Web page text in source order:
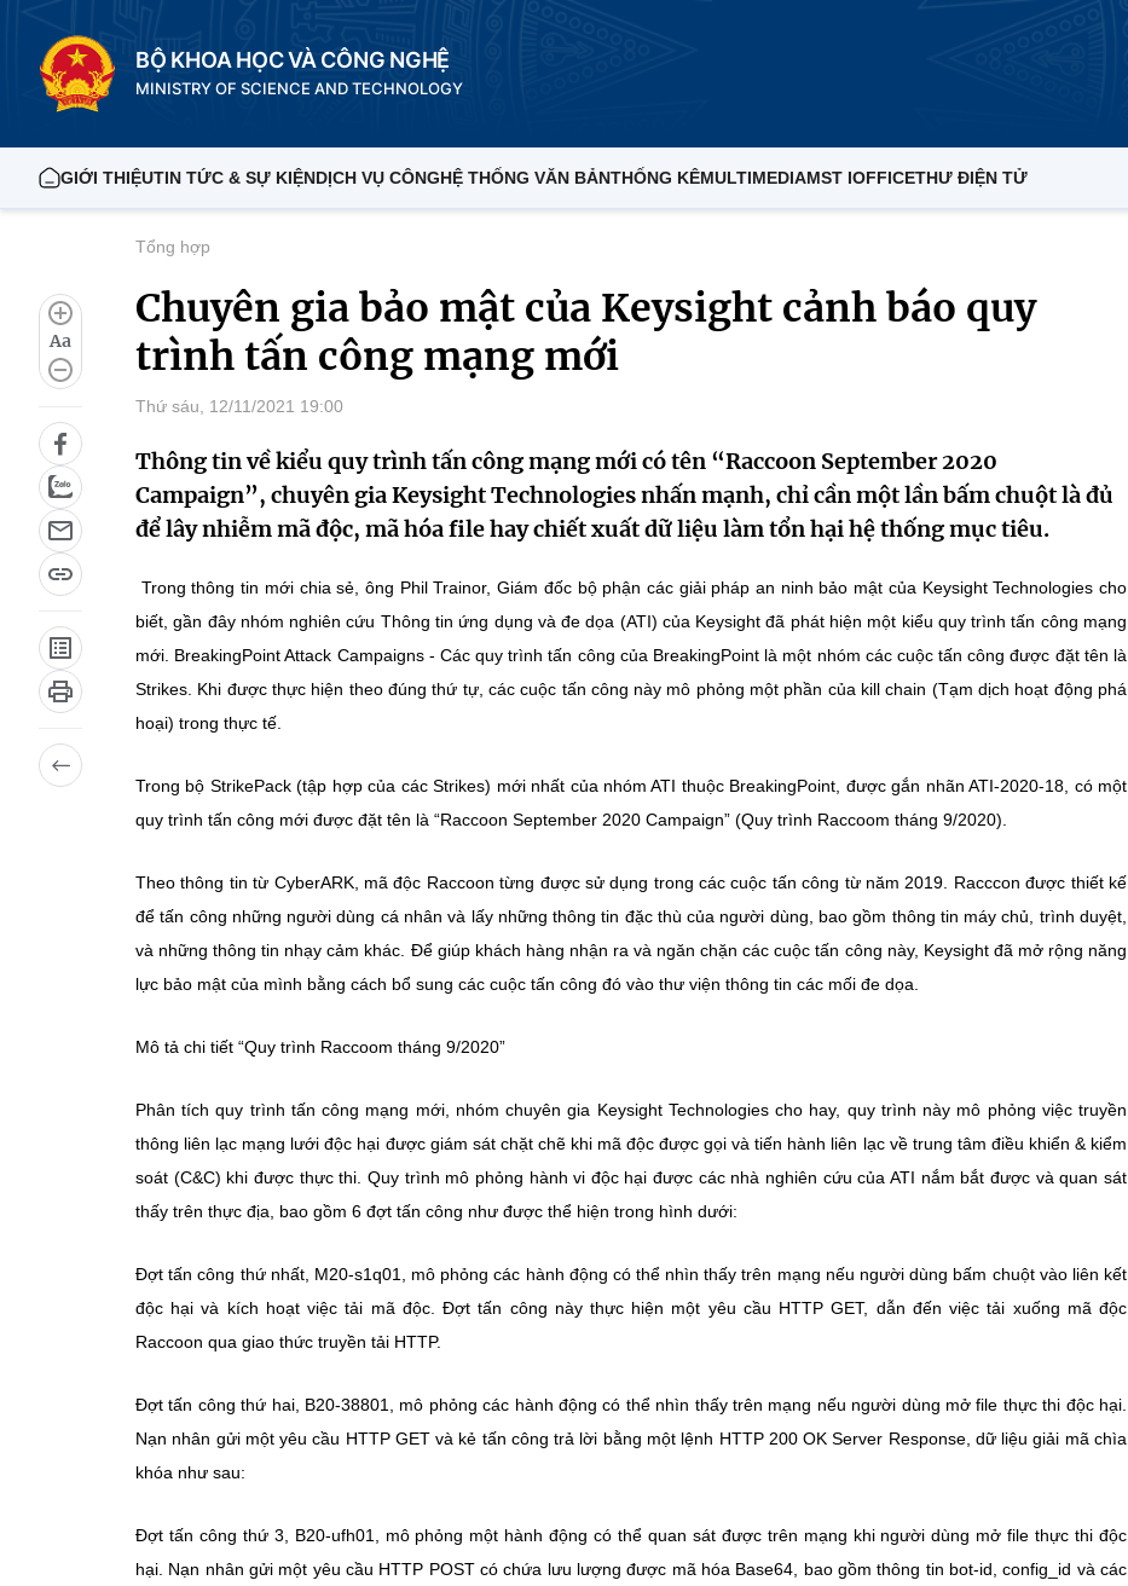
BỘ KHOA HỌC VÀ CÔNG NGHỆ
MINISTRY OF SCIENCE AND TECHNOLOGY
GIỚI THIỆUTIN TỨC & SỰ KIỆNDỊCH VỤ CÔNGHỆ THỐNG VĂN BẢNTHỐNG KÊMULTIMEDIAMST IOFFICETHƯ ĐIỆN TỬ
Aa
Tổng hợp
Chuyên gia bảo mật của Keysight cảnh báo quy
trình tấn công mạng mới
Thứ sáu, 12/11/2021 19:00
Thông tin về kiểu quy trình tấn công mạng mới có tên “Raccoon September 2020
Campaign”, chuyên gia Keysight Technologies nhấn mạnh, chỉ cần một lần bấm chuột là đủ
để lây nhiễm mã độc, mã hóa file hay chiết xuất dữ liệu làm tổn hại hệ thống mục tiêu.
Trong thông tin mới chia sẻ, ông Phil Trainor, Giám đốc bộ phận các giải pháp an ninh bảo mật của Keysight Technologies cho
biết, gần đây nhóm nghiên cứu Thông tin ứng dụng và đe dọa (ATI) của Keysight đã phát hiện một kiểu quy trình tấn công mạng
mới. BreakingPoint Attack Campaigns - Các quy trình tấn công của BreakingPoint là một nhóm các cuộc tấn công được đặt tên là
Strikes. Khi được thực hiện theo đúng thứ tự, các cuộc tấn công này mô phỏng một phần của kill chain (Tạm dịch hoạt động phá
hoại) trong thực tế.
Trong bộ StrikePack (tập hợp của các Strikes) mới nhất của nhóm ATI thuộc BreakingPoint, được gắn nhãn ATI-2020-18, có một
quy trình tấn công mới được đặt tên là “Raccoon September 2020 Campaign” (Quy trình Raccoom tháng 9/2020).
Theo thông tin từ CyberARK, mã độc Raccoon từng được sử dụng trong các cuộc tấn công từ năm 2019. Racccon được thiết kế
để tấn công những người dùng cá nhân và lấy những thông tin đặc thù của người dùng, bao gồm thông tin máy chủ, trình duyệt,
và những thông tin nhạy cảm khác. Để giúp khách hàng nhận ra và ngăn chặn các cuộc tấn công này, Keysight đã mở rộng năng
lực bảo mật của mình bằng cách bổ sung các cuộc tấn công đó vào thư viện thông tin các mối đe dọa.
Mô tả chi tiết “Quy trình Raccoom tháng 9/2020”
Phân tích quy trình tấn công mạng mới, nhóm chuyên gia Keysight Technologies cho hay, quy trình này mô phỏng việc truyền
thông liên lạc mạng lưới độc hại được giám sát chặt chẽ khi mã độc được gọi và tiến hành liên lạc về trung tâm điều khiển & kiểm
soát (C&C) khi được thực thi. Quy trình mô phỏng hành vi độc hại được các nhà nghiên cứu của ATI nắm bắt được và quan sát
thấy trên thực địa, bao gồm 6 đợt tấn công như được thể hiện trong hình dưới:
Đợt tấn công thứ nhất, M20-s1q01, mô phỏng các hành động có thể nhìn thấy trên mạng nếu người dùng bấm chuột vào liên kết
độc hại và kích hoạt việc tải mã độc. Đợt tấn công này thực hiện một yêu cầu HTTP GET, dẫn đến việc tải xuống mã độc
Raccoon qua giao thức truyền tải HTTP.
Đợt tấn công thứ hai, B20-38801, mô phỏng các hành động có thể nhìn thấy trên mạng nếu người dùng mở file thực thi độc hại.
Nạn nhân gửi một yêu cầu HTTP GET và kẻ tấn công trả lời bằng một lệnh HTTP 200 OK Server Response, dữ liệu giải mã chìa
khóa như sau:
Đợt tấn công thứ 3, B20-ufh01, mô phỏng một hành động có thể quan sát được trên mạng khi người dùng mở file thực thi độc
hại. Nạn nhân gửi một yêu cầu HTTP POST có chứa lưu lượng được mã hóa Base64, bao gồm thông tin bot-id, config_id và các